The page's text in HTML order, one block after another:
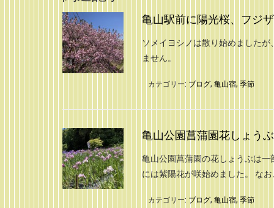
亀山駅前に陽光桜、フジ
ソメイヨシノは散り始めました
ません。
カテゴリー: ブログ, 亀山宿, 季節
亀山公園菖蒲園花しょう
亀山公園菖蒲園の花しょうぶは
には紫陽花が咲始めました。 な
カテゴリー: ブログ, 亀山宿, 季節